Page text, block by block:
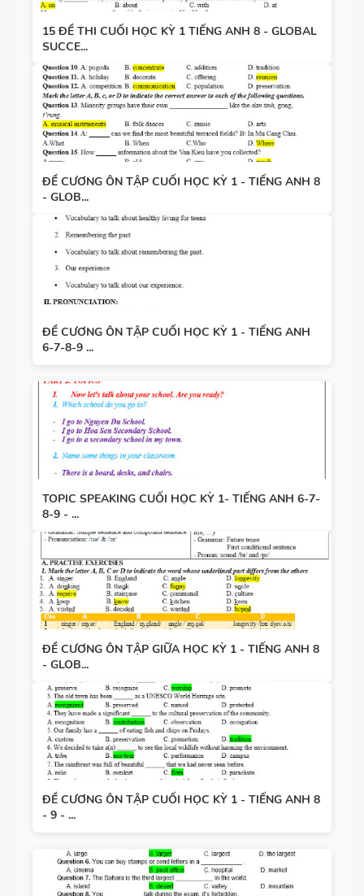
15 ĐỀ THI CUỐI HỌC KỲ 1 TIẾNG ANH 8 - GLOBAL
SUCCE...
ĐỀ CƯƠNG ÔN TẬP CUỐI HỌC KỲ 1 - TIẾNG ANH 8
- GLOB...
ĐỀ CƯƠNG ÔN TẬP CUỐI HỌC KỲ 1 - TIẾNG ANH
6-7-8-9 ...
TOPIC SPEAKING CUỐI HỌC KỲ 1- TIẾNG ANH 6-7-
8-9 - ...
ĐỀ CƯƠNG ÔN TẬP GIỮA HỌC KỲ 1 - TIẾNG ANH 8
- GLOB...
ĐỀ CƯƠNG ÔN TẬP CUỐI HỌC KỲ 1 - TIẾNG ANH 8
- 9 - ...